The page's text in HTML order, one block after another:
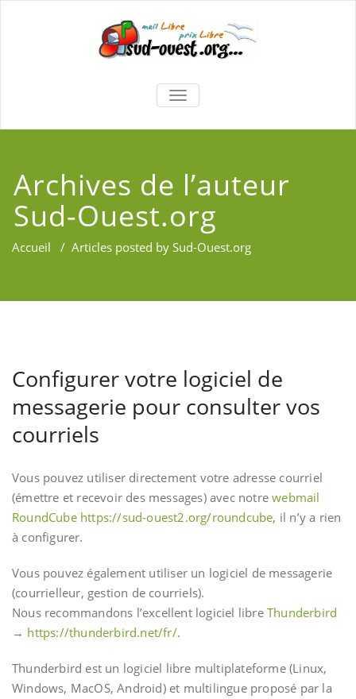
TOGGLE
NAVIGATION
Archives de l’auteur
Sud-Ouest.org
Accueil / Articles posted by Sud-Ouest.org
Configurer votre logiciel de
messagerie pour consulter vos
courriels
Vous pouvez utiliser directement votre adresse courriel
(émettre et recevoir des messages) avec notrewebmail
RoundCube https://sud-ouest2.org/roundcube, il n’y a rien
à configurer.
Vous pouvez également utiliser un logiciel de messagerie
(courrielleur, gestion de courriels).
Nous recommandons l’excellent logiciel libreThunderbird
→ https://thunderbird.net/fr/.
Thunderbird est un logiciel libre multiplateforme (Linux,
Windows, MacOS, Android) et multilingue proposé par la